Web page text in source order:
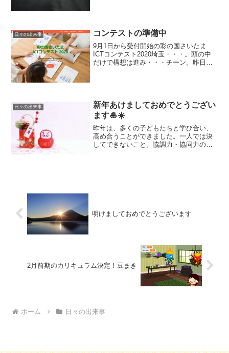
日々の出来事 コンテストの準備中
9月1日から受付開始の彩の国さいたま
ICTコンテスト2020埼玉・・・。頭の中
だけで構想は進み・・・チーン。昨日、
日々の出来事
新年あけましておめでとうござい
ます🎍☀️
昨年は、多くの子どもたちと学び合い、
高め合うことができました。一人では決
してできないこと。協調力・協同力の成
明けましておめでとうございます
2月前期のカリキュラム決定！豆まき
ホーム 日々の出来事